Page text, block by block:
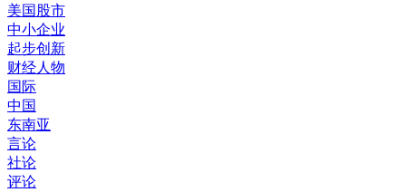
美国股市
中小企业
起步创新
财经人物
国际
中国
东南亚
言论
社论
评论